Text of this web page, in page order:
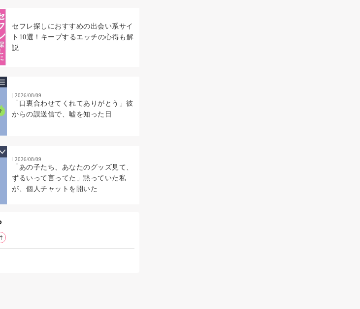
セフレ探しにおすすめの出会い系サイ
ト10選！キープするエッチの心得も解
説
2026/08/09
「口裏合わせてくれてありがとう」彼
からの誤送信で、嘘を知った日
2026/08/09
「あの子たち、あなたのグッズ見て、
ずるいって言ってた」黙っていた私
が、個人チャットを開いた